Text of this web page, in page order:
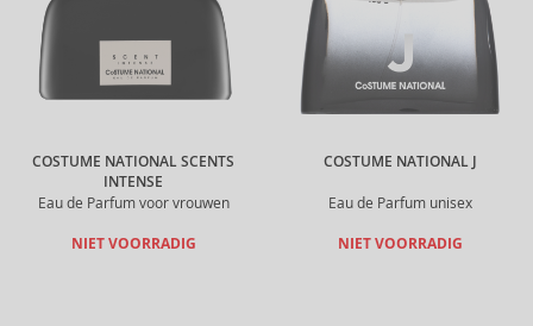
COSTUME NATIONAL SCENTS
INTENSE
Eau de Parfum voor vrouwen
NIET VOORRADIG
COSTUME NATIONAL J
Eau de Parfum unisex
NIET VOORRADIG